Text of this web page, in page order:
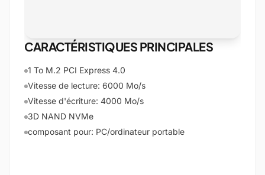
CARACTÉRISTIQUES PRINCIPALES
1 To M.2 PCI Express 4.0
Vitesse de lecture: 6000 Mo/s
Vitesse d'écriture: 4000 Mo/s
3D NAND NVMe
composant pour: PC/ordinateur portable